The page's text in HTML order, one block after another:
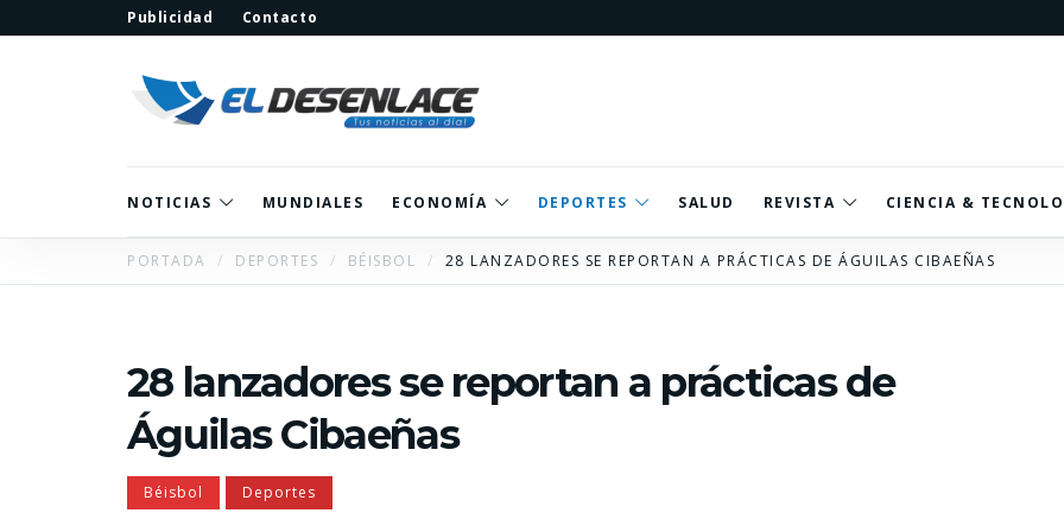
Publicidad Contacto
NOTICIAS MUNDIALES ECONOMÍA DEPORTES SALUD REVISTA CIENCIA &
PORTADA DEPORTES BÉISBOL 28 LANZADORES SE REPORTAN A PRÁCTICAS DE ÁGUILAS CIBAEÑAS
28 lanzadores se reportan a prácticas de
Águilas Cibaeñas
Béisbol Deportes